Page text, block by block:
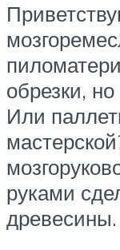
обрезки,
Или
руками
древесины.